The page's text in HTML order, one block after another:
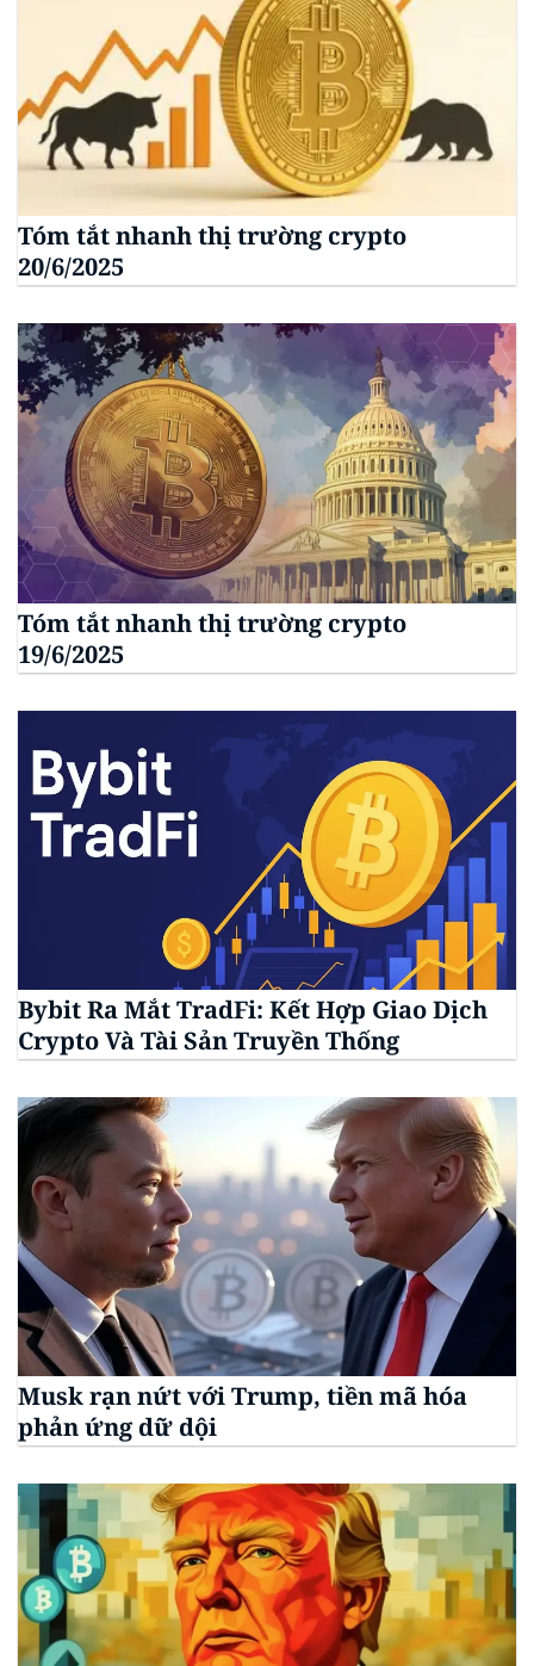
Tóm tắt nhanh thị trường crypto
20/6/2025
Tóm tắt nhanh thị trường crypto
19/6/2025
Bybit Ra Mắt TradFi: Kết Hợp Giao Dịch
Crypto Và Tài Sản Truyền Thống
Musk rạn nứt với Trump, tiền mã hóa
phản ứng dữ dội